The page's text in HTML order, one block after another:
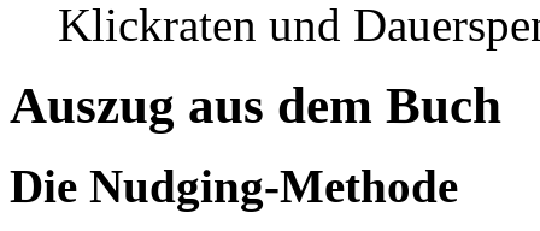
Klickraten und
Auszug aus dem Buch
Die Nudging-Methode